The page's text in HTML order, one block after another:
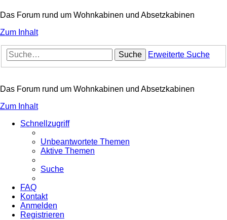
Das Forum rund um Wohnkabinen und Absetzkabinen
Zum Inhalt
Suche Erweiterte Suche
Das Forum rund um Wohnkabinen und Absetzkabinen
Zum Inhalt
Schnellzugriff
Unbeantwortete Themen
Aktive Themen
Suche
FAQ
Kontakt
Anmelden
Registrieren